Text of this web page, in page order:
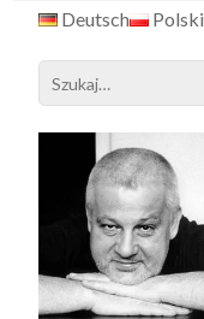
Deutsch Polski